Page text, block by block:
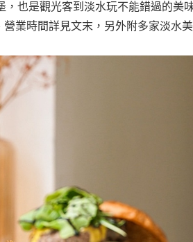
，也是觀光客到淡水玩不能錯過的美
營業時間詳見文末，另外附多家淡水